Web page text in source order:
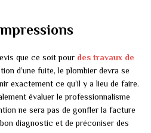
que ce soit pour des travaux de
d’une fuite, le plombier devra se
exactement ce qu’il y a lieu de faire.
évaluer le professionnalisme
ne sera pas de gonfler la facture
diagnostic et de préconiser des